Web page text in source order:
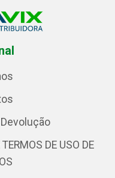
DE USO DE